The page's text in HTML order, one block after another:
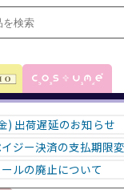
) 出荷遅延のお知らせ
ジー決済の支払期限
ルの廃止について